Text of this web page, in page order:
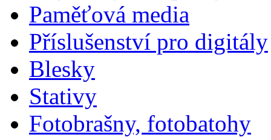
Paměťová media
Příslušenství pro digitály
Blesky
Stativy
Fotobrašny, fotobatohy